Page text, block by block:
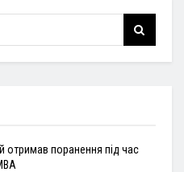
отримав поранення під час